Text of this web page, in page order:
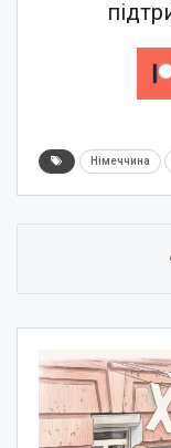
Німеччина